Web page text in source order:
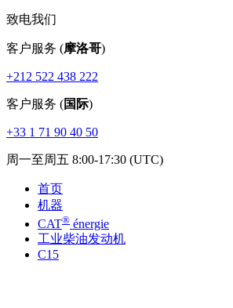
致电我们
客户服务 (摩洛哥)
+212 522 438 222
客户服务 (国际)
+33 1 71 90 40 50
周一至周五 8:00-17:30 (UTC)
首页
机器
CAT® énergie
工业柴油发动机
C15